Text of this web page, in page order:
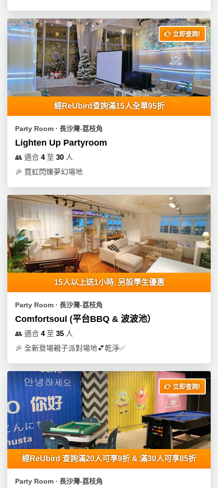
立即查詢!
經ReUbird查詢滿15人全單95折
Party Room ∙ 長沙灣-荔枝角
Lighten Up Partyroom
👥 適合 4至 30 人
🎉 霓虹閃爍夢幻場地
15人以上送1小時, 另設學生優惠
Party Room ∙ 長沙灣-荔枝角
Comfortsoul (平台BBQ & 波波池）
👥 適合 4至 35 人
🎉 全新登場親子派對場地💕乾淨✅
立即查詢!
經ReUbird 查詢滿20人可享9折 & 滿30人可享85折
Party Room ∙ 長沙灣-荔枝角